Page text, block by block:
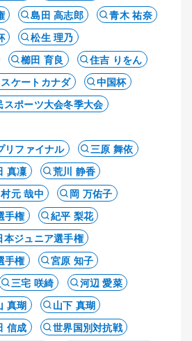
島田 高志郎
青木 祐奈
松生 理乃
櫛田 育良
住吉 りをん
スケートカナダ
中国杯
スポーツ大会冬季大会
リファイナル
三原 舞依
真凜
荒川 静香
村元 哉中
岡 万佑子
手権
紀平 梨花
本ジュニア選手権
手権
宮原 知子
三宅 咲綺
河辺 愛菜
真瑚
山下 真瑚
信成
世界国別対抗戦